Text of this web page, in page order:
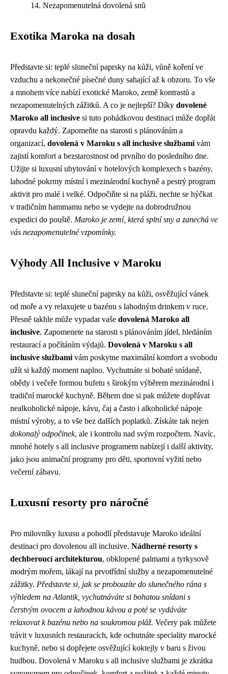
Nezapomenutelná dovolená snů
Exotika Maroka na dosah
Představte si: teplé sluneční paprsky na kůži, vůně koření ve
vzduchu a nekonečné písečné duny sahající až k obzoru. To vše
a mnohem více nabízí exotické Maroko, země kontrastů a
nezapomenutelných zážitků. A co je nejlepší? Díky dovolené
Maroko all inclusive si tuto pohádkovou destinaci může dopřát
opravdu každý. Zapomeňte na starosti s plánováním a
organizací, dovolená v Maroku s all inclusive službami vám
zajistí komfort a bezstarostnost od prvního do posledního dne.
Užijte si luxusní ubytování v hotelových komplexech s bazény,
lahodné pokrmy místní i mezinárodní kuchyně a pestrý program
aktivit pro malé i velké. Odpočiňte si na pláži, nechte se hýčkat
v tradičním hammamu nebo se vydejte na dobrodružnou
expedici do pouště. Maroko je zemí, která splní sny a zanechá ve
vás nezapomenutelné vzpomínky.
Výhody All Inclusive v Maroku
Představte si: teplé sluneční paprsky na kůži, osvěžující vánek
od moře a vy relaxujete u bazénu s lahodným drinkem v ruce.
Přesně takhle může vypadat vaše dovolená Maroko all
inclusive. Zapomenete na starosti s plánováním jídel, hledáním
restaurací a počítáním výdajů. Dovolená v Maroku s all
inclusive službami vám poskytne maximální komfort a svobodu
užít si každý moment naplno. Vychutnáte si bohaté snídaně,
obědy i večeře formou bufetu s širokým výběrem mezinárodní i
tradiční marocké kuchyně. Během dne si pak můžete dopřávat
nealkoholické nápoje, kávu, čaj a často i alkoholické nápoje
místní výroby, a to vše bez dalších poplatků. Získáte tak nejen
dokonalý odpočinek, ale i kontrolu nad svým rozpočtem. Navíc,
mnohé hotely s all inclusive programem nabízejí i další aktivity,
jako jsou animační programy pro děti, sportovní vyžití nebo
večerní zábavu.
Luxusní resorty pro náročné
Pro milovníky luxusu a pohodlí představuje Maroko ideální
destinaci pro dovolenou all inclusive. Nádherné resorty s
dechberoucí architekturou, obklopené palmami a tyrkysově
modrým mořem, lákají na prvotřídní služby a nezapomenutelné
zážitky. Představte si, jak se probouzíte do slunečného rána s
výhledem na Atlantik, vychutnáváte si bohatou snídani s
čerstvým ovocem a lahodnou kávou a poté se vydáváte
relaxovat k bazénu nebo na soukromou pláž. Večery pak můžete
trávit v luxusních restauracích, kde ochutnáte speciality marocké
kuchyně, nebo si dopřejete osvěžující koktejly v baru s živou
hudbou. Dovolená v Maroku s all inclusive službami je zkrátka